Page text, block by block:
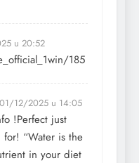
u 20:52
185
01/12/2025 u 14:05
!Perfect just
for! “Water is the
in your diet